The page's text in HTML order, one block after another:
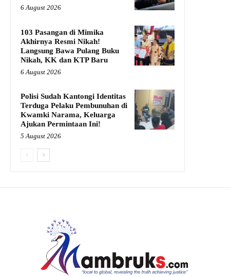
6 August 2026
103 Pasangan di Mimika
Akhirnya Resmi Nikah!
Langsung Bawa Pulang Buku
Nikah, KK dan KTP Baru
6 August 2026
Polisi Sudah Kantongi Identitas
Terduga Pelaku Pembunuhan di
Kwamki Narama, Keluarga
Ajukan Permintaan Ini!
5 August 2026